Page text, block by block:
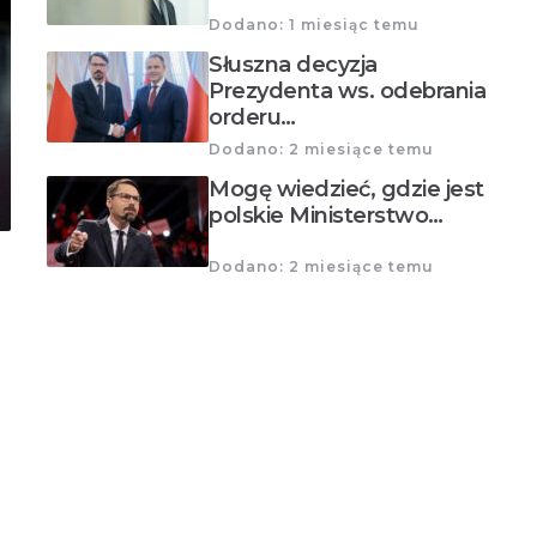
Dodano: 1 miesiąc temu
Słuszna decyzja
Prezydenta ws. odebrania
orderu…
Dodano: 2 miesiące temu
Mogę wiedzieć, gdzie jest
polskie Ministerstwo…
Dodano: 2 miesiące temu